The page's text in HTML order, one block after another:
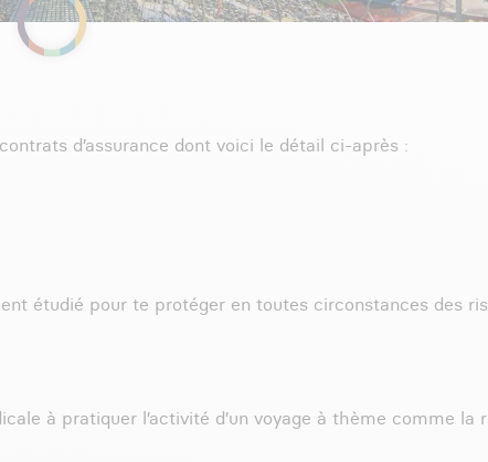
d’assurance dont voici le détail ci-après :
étudié pour te protéger en toutes circonstances des
à pratiquer l’activité d’un voyage à thème comme la